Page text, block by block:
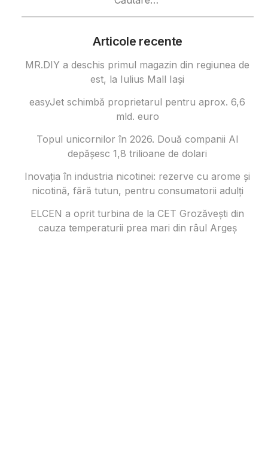
Articole recente
MR.DIY a deschis primul magazin din regiunea de
est, la Iulius Mall Iași
easyJet schimbă proprietarul pentru aprox. 6,6
mld. euro
Topul unicornilor în 2026. Două companii AI
depășesc 1,8 trilioane de dolari
Inovația în industria nicotinei: rezerve cu arome și
nicotină, fără tutun, pentru consumatorii adulți
ELCEN a oprit turbina de la CET Grozăvești din
cauza temperaturii prea mari din râul Argeș